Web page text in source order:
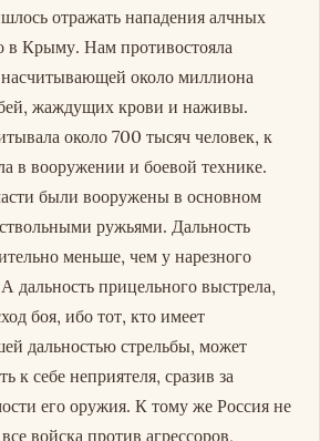
отражать нападения алчных
в Крыму. Нам противостояла
около миллиона
жаждущих крови и наживы.
около 700 тысяч человек, к
в вооружении и боевой технике.
были вооружены в основном
ружьями. Дальность
меньше, чем у нарезного
дальность прицельного выстрела,
боя, ибо тот, кто имеет
дальностью стрельбы, может
к себе неприятеля, сразив за
его оружия. К тому же Россия не
войска против агрессоров,